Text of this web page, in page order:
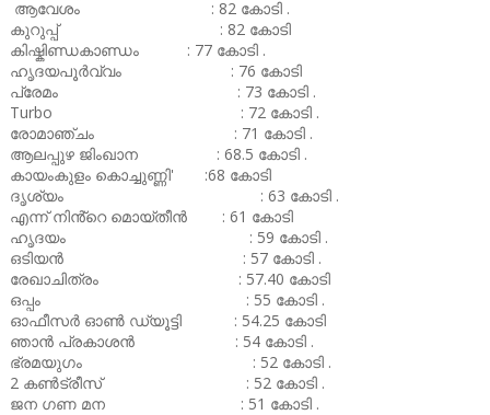
ആവേശം : 82 കോടി .
കുറുപ്പ് : 82 കോടി
കിഷ്കിണ്ഡകാണ്ഡം : 77 കോടി .
ഹൃദയപൂർവ്വം : 76 കോടി
പ്രേമം : 73 കോടി .
Turbo : 72 കോടി .
രോമാഞ്ചം : 71 കോടി .
ആലപ്പുഴ ജിംഖാന : 68.5 കോടി .
കായംകുളം കൊച്ചുണ്ണി' :68 കോടി
ദൃശ്യം : 63 കോടി .
എന്ന് നിൻ്റെ മൊയ്തീൻ : 61 കോടി
ഹൃദയം : 59 കോടി .
ഒടിയൻ : 57 കോടി .
രേഖാചിത്രം : 57.40 കോടി
ഒപ്പം : 55 കോടി .
ഓഫീസർ ഓൺ ഡ്യൂട്ടി : 54.25 കോടി
ഞാൻ പ്രകാശൻ : 54 കോടി .
ഭ്രമയുഗം : 52 കോടി .
2 കൺട്രീസ് : 52 കോടി .
ജന ഗണ മന : 51 കോടി .